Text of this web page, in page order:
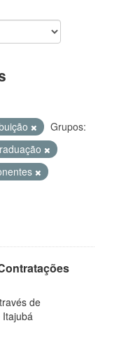
Grupos:
de